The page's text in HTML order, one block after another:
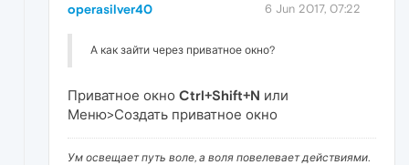
operasilver40 6 Jun 2017, 07:22
А как зайти через приватное окно?
Приватное окно Ctrl+Shift+N или
Меню>Создать приватное окно
Ум освещает путь воле, а воля повелевает действиями.